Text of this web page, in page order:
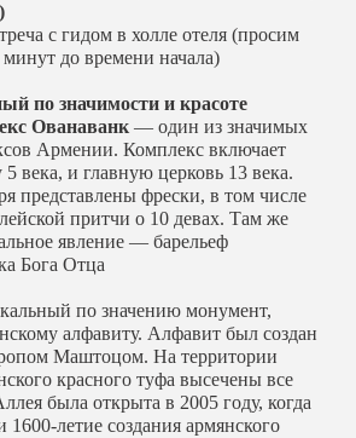
с гидом в холле отеля (просим
минут до времени начала)
по значимости и красоте
Ованаванк — один из значимых
Армении. Комплекс включает
века, и главную церковь 13 века.
представлены фрески, в том числе
притчи о 10 девах. Там же
явление — барельеф
Бога Отца
по значению монумент,
алфавиту. Алфавит был создан
Маштоцом. На территории
красного туфа высечены все
была открыта в 2005 году, когда
1600-летие создания армянского